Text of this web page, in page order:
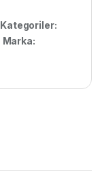
Kategoriler:
Marka: